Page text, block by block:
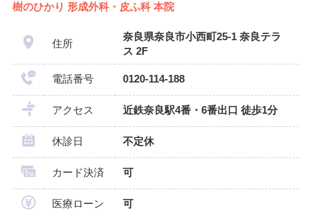
樹のひかり 形成外科・皮ふ科 本院
住所
奈良県奈良市小西町25-1 奈良テラ
ス 2F
電話番号 0120-114-188
アクセス 近鉄奈良駅4番・6番出口 徒歩1分
休診日 不定休
カード決済 可
医療ローン 可